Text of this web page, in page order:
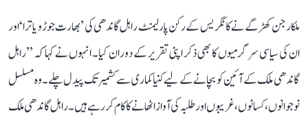
ملکارجن کھڑگے نے کانگریس کے رکن پارلیمنٹ راہل گاندھی کی ’بھارت جوڑو یاترا‘ اور
ان کی سیاسی سرگرمیوں کا بھی ذکر اپنی تقریر کے دوران کیا۔ انہوں نے کہا کہ ’’راہل
گاندھی ملک کے آئین کو بچانے کے لیے کنیاکماری سے کشمیر تک پیدل چلے۔ وہ مسلسل
نوجوانوں، کسانوں، غریبوں اور طلبہ کی آواز اٹھانے کا کام کر رہے ہیں۔ راہل گاندھی ملک